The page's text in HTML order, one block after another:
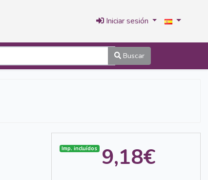
Iniciar sesión
Buscar
Imp. incluídos 9,18€